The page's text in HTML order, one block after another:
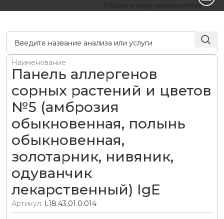
Общая аллергодиагностика
Наименование
Панель аллергенов
сорных растений и цветов
№5 (амброзия
обыкновенная, полынь
обыкновенная,
золотарник, нивяник,
одуванчик
лекарственный) IgE
Артикул: L18.43.01.0.014